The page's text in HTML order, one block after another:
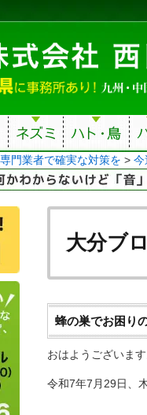
門業者で確実な対策を > 今
大分ブ
蜂の巣でお困り
おはようございます
令和7年7月29日、